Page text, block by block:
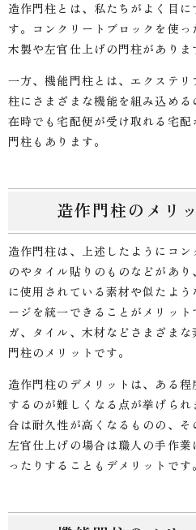
造作門柱とは、私たちがよく目
す。コンクリートブロックを使っ
木製や左官仕上げの門柱がありま
一方、機能門柱とは、エクステ
柱にさまざまな機能を組み込め
在時でも宅配便が受け取れる宅
門柱もあります。
造作門柱のメリ
造作門柱は、上述したようにコ
のやタイル貼りのものなどがあ
に使用されている素材や似たよ
ージを統一できることがメリッ
ガ、タイル、木材などさまざま
門柱のメリットです。
造作門柱のデメリットは、ある
するのが難しくなる点が挙げら
合は耐久性が高くなるものの、そ
左官仕上げの場合は職人の手作
ったりすることもデメリットです。